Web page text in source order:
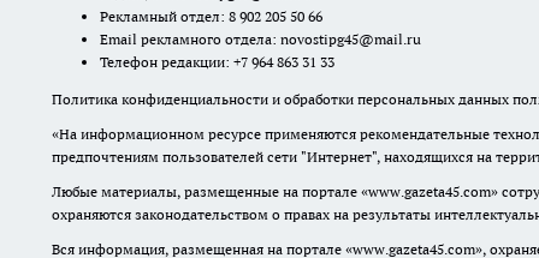
Рекламный отдел: 8 902 205 50 66
Email рекламного отдела: novostipg45@mail.ru
Телефон редакции: +7 964 863 31 33
Политика конфиденциальности и обработки персональных данных
«На информационном ресурсе применяются рекомендательные
предпочтениям пользователей сети "Интернет", находящихся на
Любые материалы, размещенные на портале «www.gazeta45.com»
охраняются законодательством о правах на результаты
Вся информация, размещенная на портале «www.gazeta45.com»,